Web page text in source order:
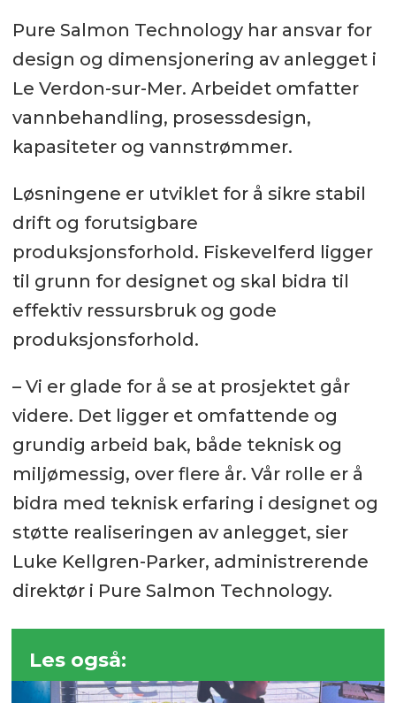
Pure Salmon Technology har ansvar for
design og dimensjonering av anlegget i
Le Verdon-sur-Mer. Arbeidet omfatter
vannbehandling, prosessdesign,
kapasiteter og vannstrømmer.
Løsningene er utviklet for å sikre stabil
drift og forutsigbare
produksjonsforhold. Fiskevelferd ligger
til grunn for designet og skal bidra til
effektiv ressursbruk og gode
produksjonsforhold.
– Vi er glade for å se at prosjektet går
videre. Det ligger et omfattende og
grundig arbeid bak, både teknisk og
miljømessig, over flere år. Vår rolle er å
bidra med teknisk erfaring i designet og
støtte realiseringen av anlegget, sier
Luke Kellgren-Parker, administrerende
direktør i Pure Salmon Technology.
Les også: